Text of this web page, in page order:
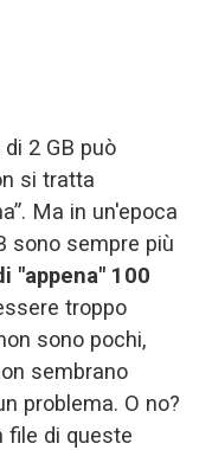
2 GB può
si tratta
Ma in un'epoca
sono sempre più
"appena" 100
troppo
sono pochi,
sembrano
problema. O no?
file di queste